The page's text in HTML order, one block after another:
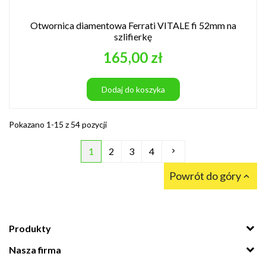
Otwornica diamentowa Ferrati VITALE fi 52mm na
szlifierkę
Cena
165,00 zł
Dodaj do koszyka
Pokazano 1-15 z 54 pozycji
1 2 3 4 Następny

Powrót do góry 
Produkty
Nasza firma